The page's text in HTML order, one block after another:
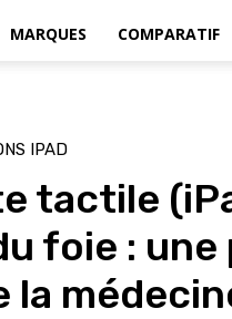
MARQUES COMPARATIF
IPAD
tactile
foie :
la